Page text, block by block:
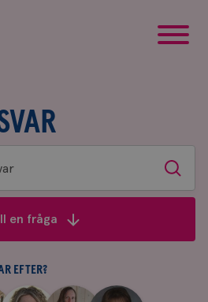
Sök
en fråga
EFTER?
|
|
|